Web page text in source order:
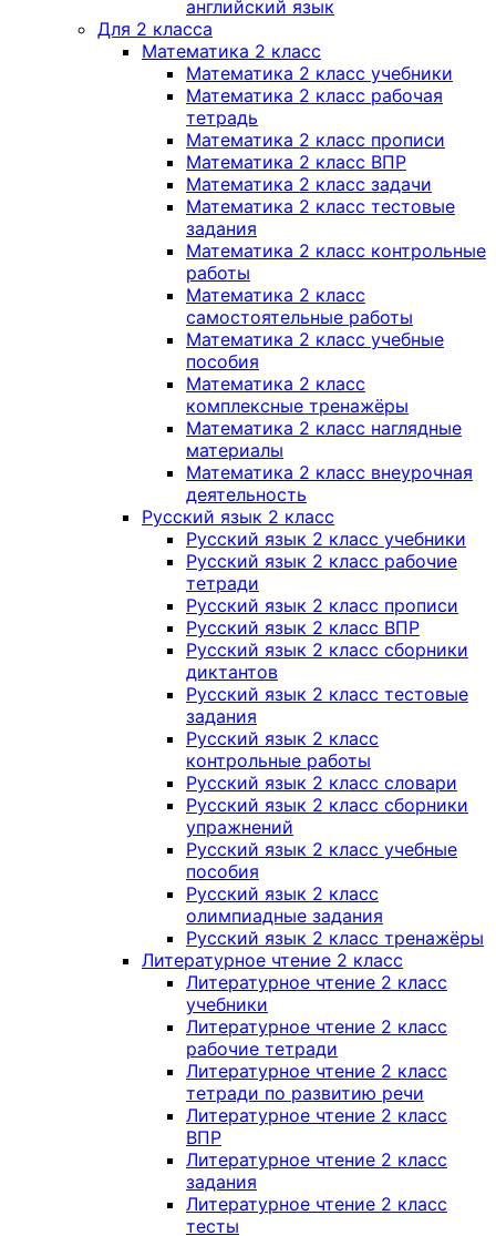
английский язык
Для 2 класса
Математика 2 класс
Математика 2 класс учебники
Математика 2 класс рабочая
тетрадь
Математика 2 класс прописи
Математика 2 класс ВПР
Математика 2 класс задачи
Математика 2 класс тестовые
задания
Математика 2 класс контрольные
работы
Математика 2 класс
самостоятельные работы
Математика 2 класс учебные
пособия
Математика 2 класс
комплексные тренажёры
Математика 2 класс наглядные
материалы
Математика 2 класс внеурочная
деятельность
Русский язык 2 класс
Русский язык 2 класс учебники
Русский язык 2 класс рабочие
тетради
Русский язык 2 класс прописи
Русский язык 2 класс ВПР
Русский язык 2 класс сборники
диктантов
Русский язык 2 класс тестовые
задания
Русский язык 2 класс
контрольные работы
Русский язык 2 класс словари
Русский язык 2 класс сборники
упражнений
Русский язык 2 класс учебные
пособия
Русский язык 2 класс
олимпиадные задания
Русский язык 2 класс тренажёры
Литературное чтение 2 класс
Литературное чтение 2 класс
учебники
Литературное чтение 2 класс
рабочие тетради
Литературное чтение 2 класс
тетради по развитию речи
Литературное чтение 2 класс
ВПР
Литературное чтение 2 класс
задания
Литературное чтение 2 класс
тесты